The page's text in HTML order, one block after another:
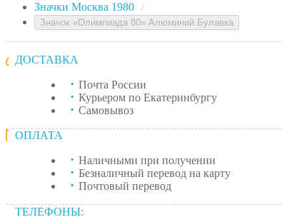
Значки Москва 1980 /
Значок «Олимпиада 80» Алюминий Булавка
ДОСТАВКА
Почта России
Курьером по Екатеринбургу
Самовывоз
ОПЛАТА
Наличными при получении
Безналичный перевод на карту
Почтовый перевод
ТЕЛЕФОНЫ: